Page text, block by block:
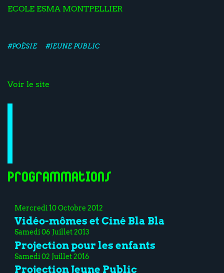
ECOLE ESMA MONTPELLIER
#POÉSIE #JEUNE PUBLIC
Voir le site
Programmations
Mercredi 10 Octobre 2012
Vidéo-mômes et Ciné Bla Bla
Samedi 06 Juillet 2013
Projection pour les enfants
Samedi 02 Juillet 2016
Projection Jeune Public